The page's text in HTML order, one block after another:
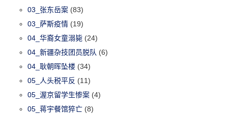
03_张东岳案 (83)
03_萨斯疫情 (19)
04_华裔女童溺毙 (24)
04_新疆杂技团员脱队 (6)
04_耿朝晖坠楼 (34)
05_人头税平反 (11)
05_渥京留学生惨案 (4)
05_蒋宇餐馆猝亡 (8)